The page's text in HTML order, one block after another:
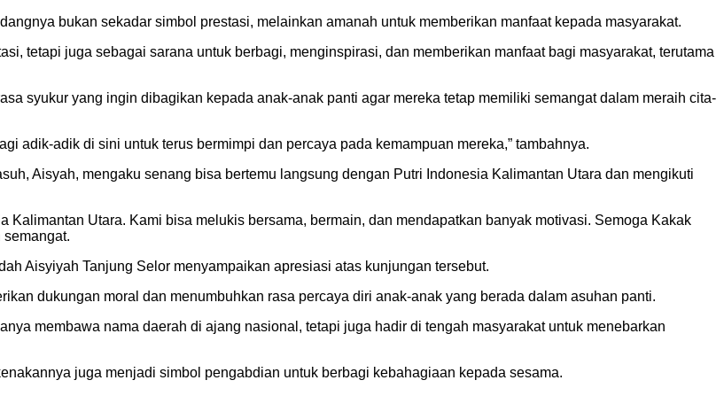
bukan sekadar simbol prestasi, melainkan amanah untuk memberikan manfaat kepada masyarakat.
tetapi juga sebagai sarana untuk berbagi, menginspirasi, dan memberikan manfaat bagi masyarakat, terutama
syukur yang ingin dibagikan kepada anak-anak panti agar mereka tetap memiliki semangat dalam meraih cita-
adik-adik di sini untuk terus bermimpi dan percaya pada kemampuan mereka,” tambahnya.
Aisyah, mengaku senang bisa bertemu langsung dengan Putri Indonesia Kalimantan Utara dan mengikuti
Utara. Kami bisa melukis bersama, bermain, dan mendapatkan banyak motivasi. Semoga Kakak
Aisyiyah Tanjung Selor menyampaikan apresiasi atas kunjungan tersebut.
dukungan moral dan menumbuhkan rasa percaya diri anak-anak yang berada dalam asuhan panti.
membawa nama daerah di ajang nasional, tetapi juga hadir di tengah masyarakat untuk menebarkan
juga menjadi simbol pengabdian untuk berbagi kebahagiaan kepada sesama.